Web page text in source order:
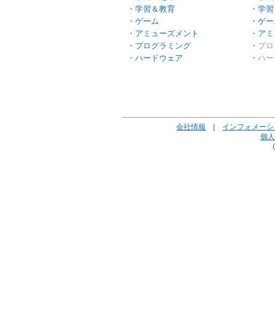
学習＆教育
ゲーム
アミューズメント
プログラミング
ハードウェア
学
ゲー
ア
プ
ハ
会社情報 | インフォメー
個